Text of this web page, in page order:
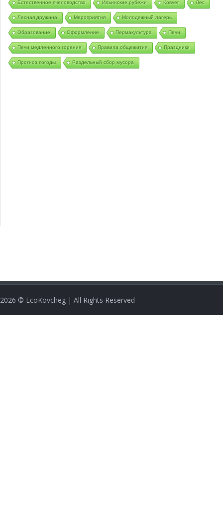
Естественное пчеловодство Ильинские рубежи Ковчег Лес
Лесная дружина Мероприятия Молодежный лагерь
Образование Оформление Пермакультура Печи
Печи медленного горения Правила общежития Праздники
Прогноз погоды Раздельный сбор мусора
2026 © EcoKovcheg | All Rights Reserved